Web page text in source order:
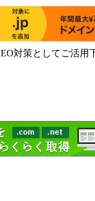
対策としてご活用